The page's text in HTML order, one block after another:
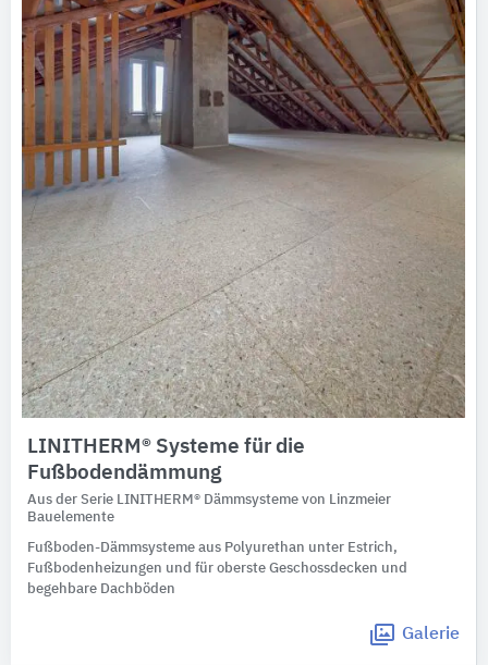
LINITHERM® Systeme für die
Fußbodendämmung
Aus der Serie LINITHERM® Dämmsysteme von Linzmeier
Bauelemente
Fußboden-Dämmsysteme aus Polyurethan unter Estrich,
Fußbodenheizungen und für oberste Geschossdecken und
begehbare Dachböden
Galerie